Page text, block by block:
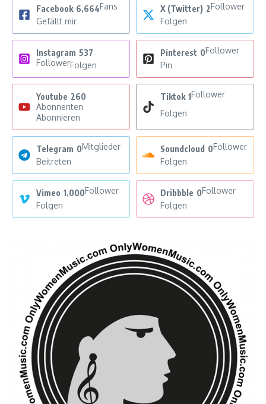
Facebook 6,664Fans
Gefällt mir
X (Twitter) 2Follower
Folgen
Instagram 537
FollowerFolgen
Pinterest 0Follower
Pin
Youtube 260
Abonnenten
Abonnieren
Tiktok 1Follower
Folgen
Telegram 0Mitglieder
Beitreten
Soundcloud 0Follower
Folgen
Vimeo 1,000Follower
Folgen
Dribbble 0Follower
Folgen